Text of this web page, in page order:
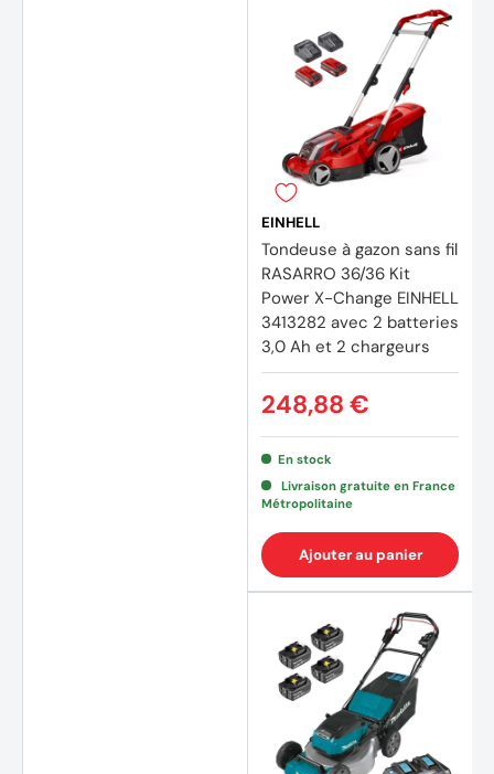
EINHELL
Tondeuse à gazon sans fil
RASARRO 36/36 Kit
Power X-Change EINHELL
3413282 avec 2 batteries
3,0 Ah et 2 chargeurs
248,88 €
En stock
Livraison gratuite en France
Métropolitaine
Ajouter au panier